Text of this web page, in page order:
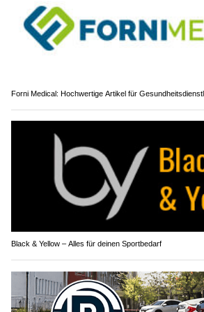
Forni Medical: Hochwertige Artikel für
Black & Yellow – Alles für deinen Sportbedarf